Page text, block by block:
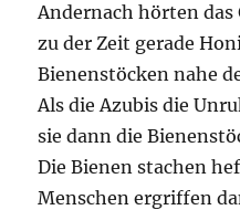
Andernach hörten das
zu der Zeit gerade
Bienenstöcken nahe
Als die Azubis die
sie dann die
Die Bienen stachen
Menschen ergriffen